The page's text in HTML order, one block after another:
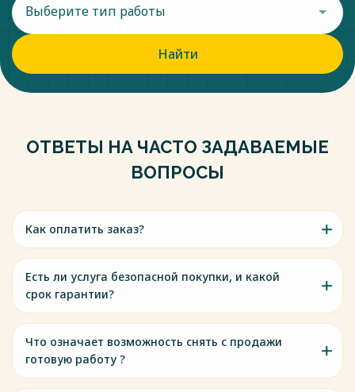
Выберите тип работы
Найти
ОТВЕТЫ НА ЧАСТО ЗАДАВАЕМЫЕ
ВОПРОСЫ
Как оплатить заказ?
Есть ли услуга безопасной покупки, и какой
срок гарантии?
Что означает возможность снять с продажи
готовую работу ?